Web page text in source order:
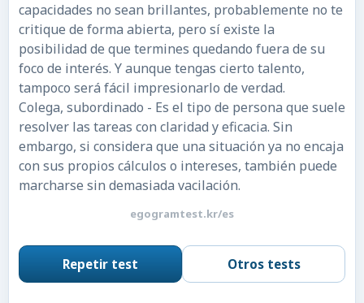
capacidades no sean brillantes, probablemente no te
critique de forma abierta, pero sí existe la
posibilidad de que termines quedando fuera de su
foco de interés. Y aunque tengas cierto talento,
tampoco será fácil impresionarlo de verdad.
Colega, subordinado - Es el tipo de persona que suele
resolver las tareas con claridad y eficacia. Sin
embargo, si considera que una situación ya no encaja
con sus propios cálculos o intereses, también puede
marcharse sin demasiada vacilación.
egogramtest.kr/es
Repetir test Otros tests